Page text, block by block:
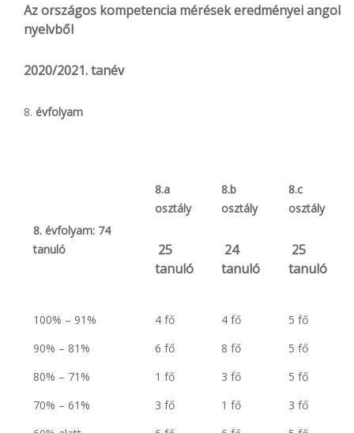
Az országos kompetencia mérések eredményei angol
nyelvből
2020/2021. tanév
évfolyam
8. évfolyam: 74
tanuló
8.a
osztály
25
tanuló
8.b
osztály
24
tanuló
8.c
osztály
25
tanuló
100% – 91% 4 fő 4 fő
5 fő
90% – 81%
6 fő 8 fő
5 fő
80% – 71%
1 fő 3 fő
5 fő
70% – 61%
3 fő 1 fő
3 fő